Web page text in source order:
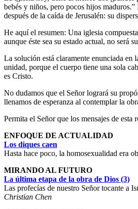
bebés y niños, pero pocos hijos
después de la caída de Jerusalén: su
He aquí el resumen: Una iglesia
aunque éste sea su estado actual, no será
La solución está claramente enunciada en
unidad, porque el cuerpo tiene una sola
es Cristo.
No dudamos que el Señor logrará su
llenamos de esperanza al contemplar la
Permita el Señor que los mensajes de
ENFOQUE DE ACTUALIDAD
Los diques caen
Hasta hace poco, la homosexualidad era
MIRANDO AL FUTURO
La última etapa de la obra de Dios (3)
Las profecías de nuestro Señor tocante a
Christian Chen